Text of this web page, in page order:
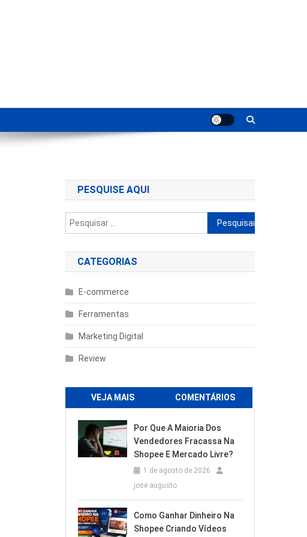
PESQUISE AQUI
Pesquisar
por:
CATEGORIAS
E-commerce
Ferramentas
Marketing Digital
Review
VEJA MAIS COMENTÁRIOS
Por Que A Maioria Dos
Vendedores Fracassa Na
Shopee E Mercado Livre?
1 de agosto de 2026
jose augusto
Como Ganhar Dinheiro Na
Shopee Criando Vídeos